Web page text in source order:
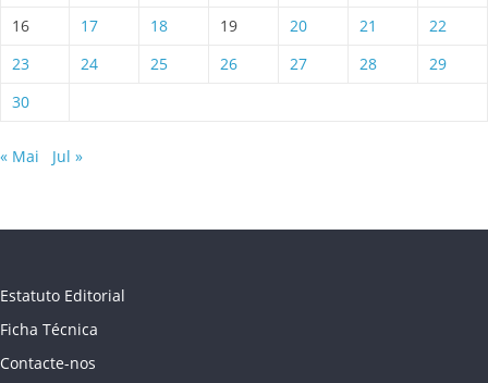
16
17 18 19 20 21
22
23
24 25 26 27 28
29
30
« Mai Jul »
Estatuto Editorial
Ficha Técnica
Contacte-nos